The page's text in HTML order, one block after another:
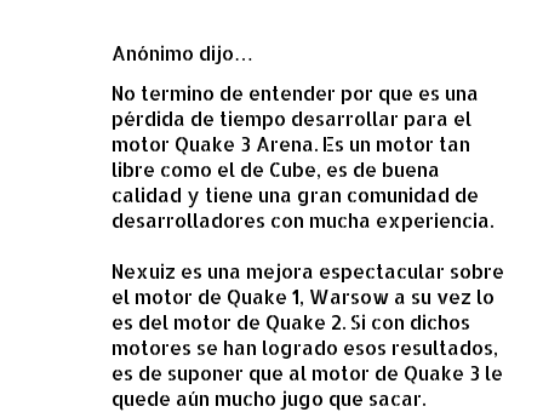
Anónimo dijo…
No termino de entender por que es una
pérdida de tiempo desarrollar para el
motor Quake 3 Arena. Es un motor tan
libre como el de Cube, es de buena
calidad y tiene una gran comunidad de
desarrolladores con mucha experiencia.
Nexuiz es una mejora espectacular sobre
el motor de Quake 1, Warsow a su vez lo
es del motor de Quake 2. Si con dichos
motores se han logrado esos resultados,
es de suponer que al motor de Quake 3 le
quede aún mucho jugo que sacar.